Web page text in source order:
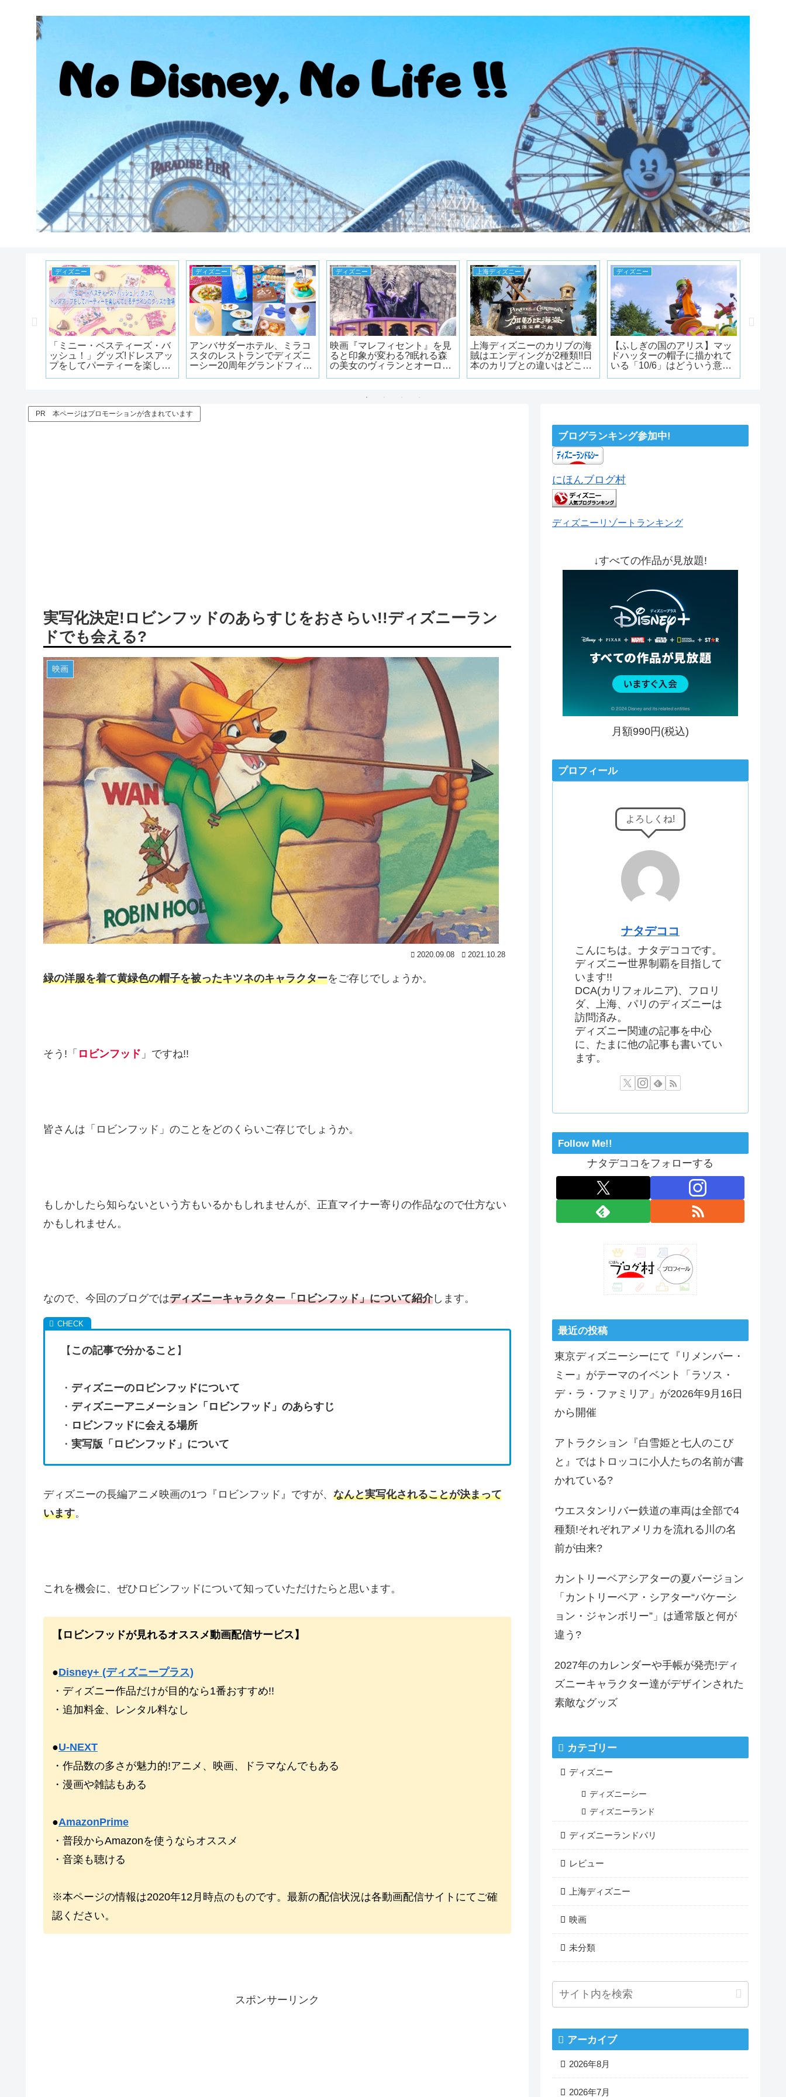
ディズニー
「ミニー・ベスティーズ・バ
ッシュ！」グッズ!ドレスアッ
プをしてパーティーを楽しん
ディズニー
アンバサダーホテル、ミラコ
スタのレストランでディズニ
ーシー20周年グランドフィナ
ディズニー
映画『マレフィセント』を見
ると印象が変わる?眠れる森
の美女のヴィランとオーロラ
上海ディズニー
上海ディズニーのカリブの海
賊はエンディングが2種類!!日
本のカリブとの違いはどこ?
ディズニー
【ふしぎの国のアリス】マッ
ドハッターの帽子に描かれて
いる「10/6」はどういう意
PR 本ページはプロモーションが含まれています
実写化決定!ロビンフッドのあらすじをおさらい!!ディズニーラン
ドでも会える?
映画
2020.09.08 2021.10.28
緑の洋服を着て黄緑色の帽子を被ったキツネのキャラクターをご存じでしょうか。
そう!「 ロビンフッド 」ですね!!
皆さんは「ロビンフッド」のことをどのくらいご存じでしょうか。
もしかしたら知らないという方もいるかもしれませんが、正直マイナー寄りの作品なので仕方ない
かもしれません。
なので、今回のブログではディズニーキャラクター「ロビンフッド」について紹介します。
【 この記事で分かること 】
・ ディズニーのロビンフッドについて
・ ディズニーアニメーション「ロビンフッド」のあらすじ
・ ロビンフッドに会える場所
・ 実写版「ロビンフッド」について
ディズニーの長編アニメ映画の1つ『ロビンフッド』ですが、 なんと実写化されることが決まって
います。
これを機会に、ぜひロビンフッドについて知っていただけたらと思います。
【ロビンフッドが見れるオススメ動画配信サービス】
●Disney+ (ディズニープラス)
・ディズニー作品だけが目的なら1番おすすめ!!
・追加料金、レンタル料なし
●U-NEXT
・作品数の多さが魅力的!アニメ、映画、ドラマなんでもある
・漫画や雑誌もある
●AmazonPrime
・普段からAmazonを使うならオススメ
・音楽も聴ける
※本ページの情報は2020年12月時点のものです。最新の配信状況は各動画配信サイトにてご確
認ください。
スポンサーリンク
ブログランキング参加中!
にほんブログ村
ディズニーリゾートランキング
↓すべての作品が見放題!
月額990円(税込)
プロフィール
よろしくね!
ナタデココ
こんにちは。ナタデココです。
ディズニー世界制覇を目指して
います!!
DCA(カリフォルニア)、フロリ
ダ、上海、パリのディズニーは
訪問済み。
ディズニー関連の記事を中心
に、たまに他の記事も書いてい
ます。
Follow Me!!
ナタデココをフォローする
最近の投稿
東京ディズニーシーにて『リメンバー・
ミー』がテーマのイベント「ラソス・
デ・ラ・ファミリア」が2026年9月16日
から開催
アトラクション『白雪姫と七人のこび
と』ではトロッコに小人たちの名前が書
かれている?
ウエスタンリバー鉄道の車両は全部で4
種類!それぞれアメリカを流れる川の名
前が由来?
カントリーベアシアターの夏バージョン
「カントリーベア・シアター“バケーシ
ョン・ジャンボリー”」は通常版と何が
違う?
2027年のカレンダーや手帳が発売!ディ
ズニーキャラクター達がデザインされた
素敵なグッズ
カテゴリー
ディズニー
ディズニーシー
ディズニーランド
ディズニーランドパリ
レビュー
上海ディズニー
映画
未分類
アーカイブ
2026年8月
2026年7月